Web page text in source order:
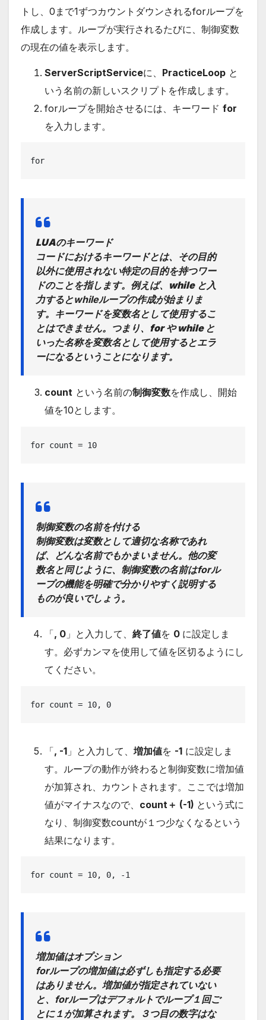
トし、0まで1ずつカウントダウンされるforループを
作成します。ループが実行されるたびに、制御変数
の現在の値を表示します。
ServerScriptServiceに、 PracticeLoop と
いう名前の新しいスクリプトを作成します。
forループを開始させるには、キーワード for
を入力します。
for
LUAのキーワード
コードにおけるキーワードとは、その目的
以外に使用されない特定の目的を持つワー
ドのことを指します。例えば、 whileと入
力するとwhileループの作成が始まりま
す。キーワードを変数名として使用するこ
とはできません。つまり、 forやwhile と
いった名称を変数名として使用するとエラ
ーになるということになります。
count という名前の制御変数を作成し、開始
値を10とします。
for count = 10
制御変数の名前を付ける
制御変数は変数として適切な名称であれ
ば、どんな名前でもかまいません。他の変
数名と同じように、制御変数の名前はforル
ープの機能を明確で分かりやすく説明する
ものが良いでしょう。
「, 0 」と入力して、 終了値を 0 に設定しま
す。必ずカンマを使用して値を区切るようにし
てください。
for count = 10, 0
「, -1 」と入力して、 増加値を -1 に設定しま
す。ループの動作が終わると制御変数に増加値
が加算され、カウントされます。ここでは増加
値がマイナスなので、 count＋ (-1) という式に
なり、制御変数countが１つ少なくなるという
結果になります。
for count = 10, 0, -1
増加値はオプション
forループの増加値は必ずしも指定する必要
はありません。増加値が指定されていない
と、forループはデフォルトでループ１回ご
とに１が加算されます。３つ目の数字はな